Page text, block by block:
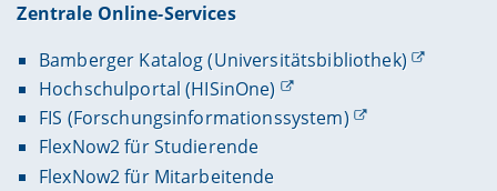
Zentrale Online-Services
Bamberger Katalog (Universitätsbibliothek)
Hochschulportal (HISinOne)
FIS (Forschungsinformationssystem)
FlexNow2 für Studierende
FlexNow2 für Mitarbeitende